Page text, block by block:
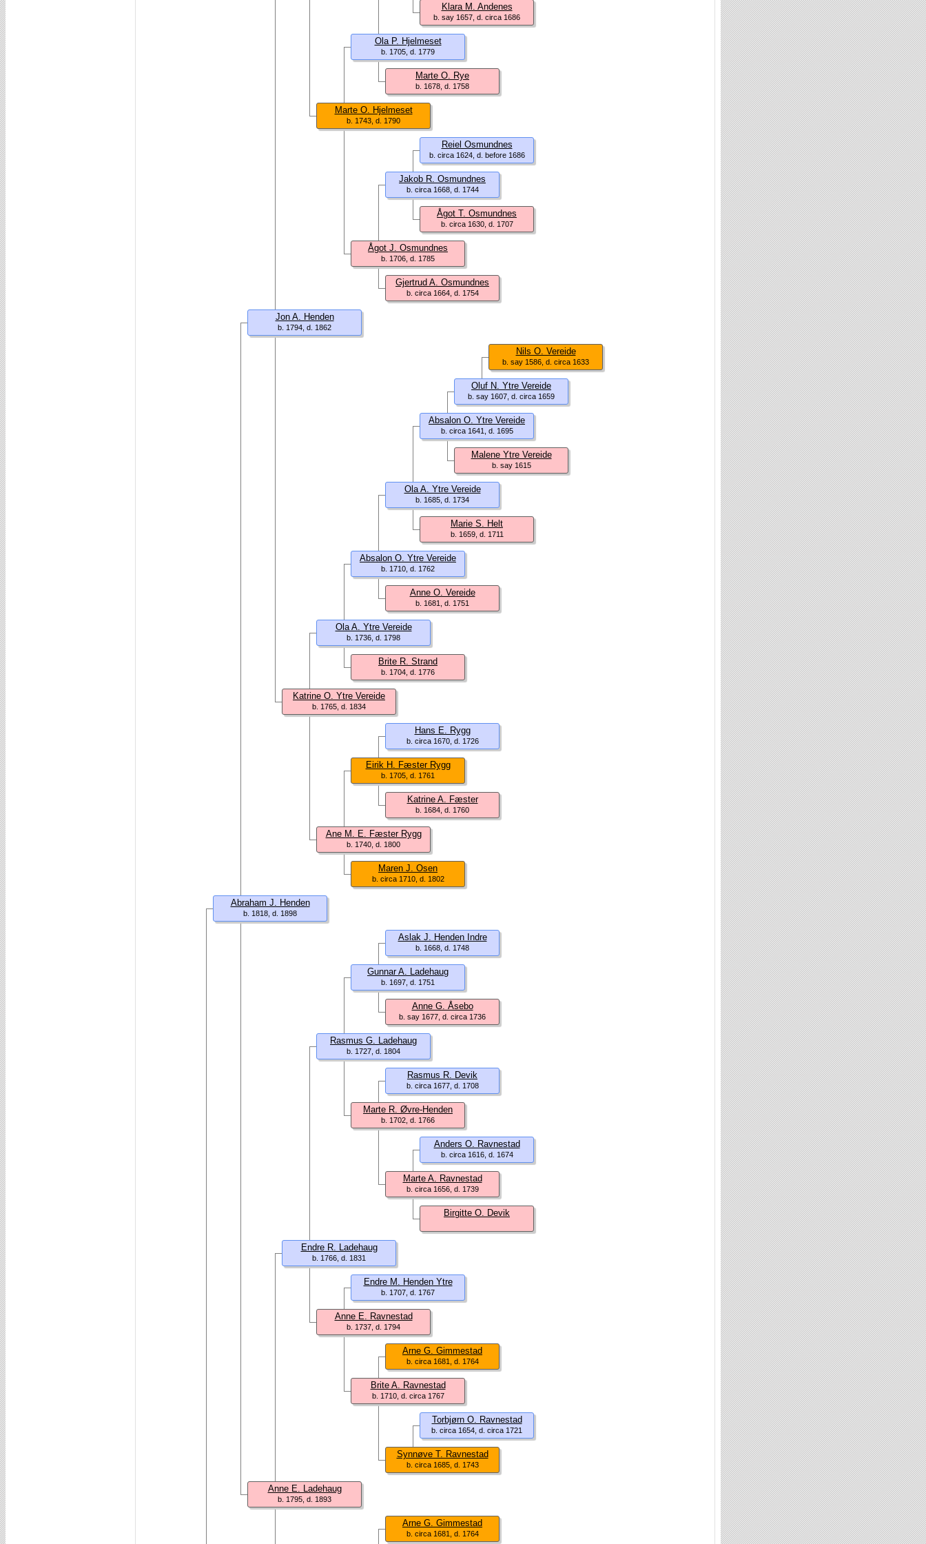
Klara M. Andenes
b. say 1657, d. circa 1686
Ola P. Hjelmeset
b. 1705, d. 1779
Marte O. Rye
b. 1678, d. 1758
Marte O. Hjelmeset
b. 1743, d. 1790
Reiel Osmundnes
b. circa 1624, d. before 1686
Jakob R. Osmundnes
b. circa 1668, d. 1744
Ågot T. Osmundnes
b. circa 1630, d. 1707
Ågot J. Osmundnes
b. 1706, d. 1785
Gjertrud A. Osmundnes
b. circa 1664, d. 1754
Jon A. Henden
b. 1794, d. 1862
Nils O. Vereide
b. say 1586, d. circa 1633
Oluf N. Ytre Vereide
b. say 1607, d. circa 1659
Absalon O. Ytre Vereide
b. circa 1641, d. 1695
Malene Ytre Vereide
b. say 1615
Ola A. Ytre Vereide
b. 1685, d. 1734
Marie S. Helt
b. 1659, d. 1711
Absalon O. Ytre Vereide
b. 1710, d. 1762
Anne O. Vereide
b. 1681, d. 1751
Ola A. Ytre Vereide
b. 1736, d. 1798
Brite R. Strand
b. 1704, d. 1776
Katrine O. Ytre Vereide
b. 1765, d. 1834
Hans E. Rygg
b. circa 1670, d. 1726
Eirik H. Fæster Rygg
b. 1705, d. 1761
Katrine A. Fæster
b. 1684, d. 1760
Ane M. E. Fæster Rygg
b. 1740, d. 1800
Maren J. Osen
b. circa 1710, d. 1802
Abraham J. Henden
b. 1818, d. 1898
Aslak J. Henden Indre
b. 1668, d. 1748
Gunnar A. Ladehaug
b. 1697, d. 1751
Anne G. Åsebo
b. say 1677, d. circa 1736
Rasmus G. Ladehaug
b. 1727, d. 1804
Rasmus R. Devik
b. circa 1677, d. 1708
Marte R. Øvre-Henden
b. 1702, d. 1766
Anders O. Ravnestad
b. circa 1616, d. 1674
Marte A. Ravnestad
b. circa 1656, d. 1739
Birgitte O. Devik
Endre R. Ladehaug
b. 1766, d. 1831
Endre M. Henden Ytre
b. 1707, d. 1767
Anne E. Ravnestad
b. 1737, d. 1794
Arne G. Gimmestad
b. circa 1681, d. 1764
Brite A. Ravnestad
b. 1710, d. circa 1767
Torbjørn O. Ravnestad
b. circa 1654, d. circa 1721
Synnøve T. Ravnestad
b. circa 1685, d. 1743
Anne E. Ladehaug
b. 1795, d. 1893
Arne G. Gimmestad
b. circa 1681, d. 1764